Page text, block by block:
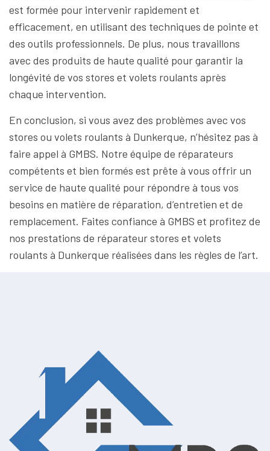
est formée pour intervenir rapidement et
efficacement, en utilisant des techniques de pointe et
des outils professionnels. De plus, nous travaillons
avec des produits de haute qualité pour garantir la
longévité de vos stores et volets roulants après
chaque intervention.
En conclusion, si vous avez des problèmes avec vos
stores ou volets roulants à Dunkerque, n’hésitez pas à
faire appel à GMBS. Notre équipe de réparateurs
compétents et bien formés est prête à vous offrir un
service de haute qualité pour répondre à tous vos
besoins en matière de réparation, d’entretien et de
remplacement. Faites confiance à GMBS et profitez de
nos prestations de réparateur stores et volets
roulants à Dunkerque réalisées dans les règles de l’art.